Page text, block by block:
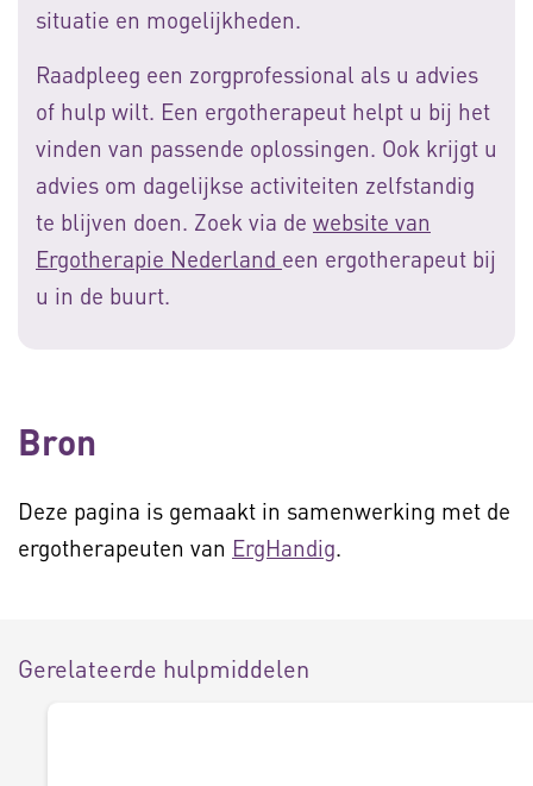
situatie en mogelijkheden.
Raadpleeg een zorgprofessional als u advies
of hulp wilt. Een ergotherapeut helpt u bij het
vinden van passende oplossingen. Ook krijgt u
advies om dagelijkse activiteiten zelfstandig
te blijven doen. Zoek via de website van
Ergotherapie Nederland een ergotherapeut bij
u in de buurt.
Bron
Deze pagina is gemaakt in samenwerking met de
ergotherapeuten van ErgHandig.
Gerelateerde hulpmiddelen